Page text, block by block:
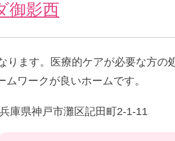
御影西
ります。医療的ケアが必要な方
ワークが良いホームです。
兵庫県神戸市灘区記田町2-1-11